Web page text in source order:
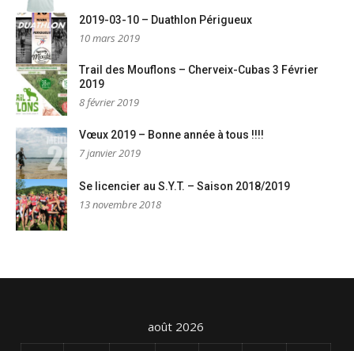
2019-03-10 – Duathlon Périgueux
10 mars 2019
Trail des Mouflons – Cherveix-Cubas 3 Février
2019
8 février 2019
Vœux 2019 – Bonne année à tous !!!!
7 janvier 2019
Se licencier au S.Y.T. – Saison 2018/2019
13 novembre 2018
août 2026